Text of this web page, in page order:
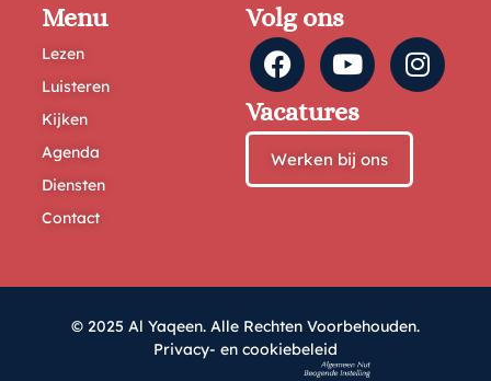
Menu
Lezen
Luisteren
Kijken
Agenda
Diensten
Contact
Volg ons
Vacatures
Werken bij ons
© 2025 Al Yaqeen. Alle Rechten Voorbehouden.
Privacy- en cookiebeleid